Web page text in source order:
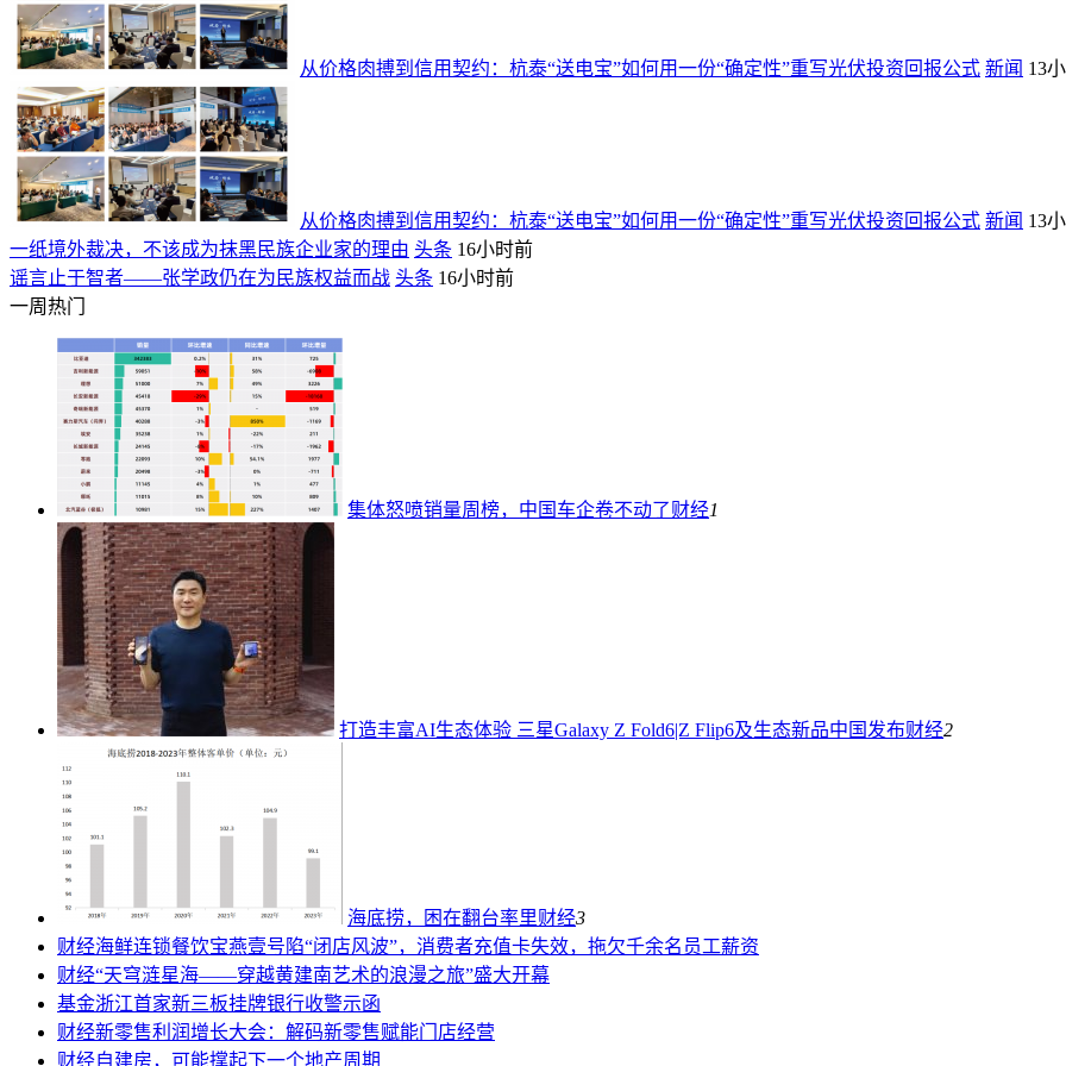
从价格肉搏到信用契约：杭泰“送电宝”如何用一份“确定性”重写光伏投资回报公式 新闻 13
从价格肉搏到信用契约：杭泰“送电宝”如何用一份“确定性”重写光伏投资回报公式 新闻 13
一纸境外裁决，不该成为抹黑民族企业家的理由 头条 16小时前
谣言止于智者——张学政仍在为民族权益而战 头条 16小时前
一周热门
集体怒喷销量周榜，中国车企卷不动了财经1
打造丰富AI生态体验 三星Galaxy Z Fold6|Z Flip6及生态新品中国发布财经2
海底捞，困在翻台率里财经3
财经海鲜连锁餐饮宝燕壹号陷“闭店风波”，消费者充值卡失效，拖欠千余名员工薪资
财经“天穹涟星海——穿越黄建南艺术的浪漫之旅”盛大开幕
基金浙江首家新三板挂牌银行收警示函
财经新零售利润增长大会：解码新零售赋能门店经营
财经自建房，可能撑起下一个地产周期